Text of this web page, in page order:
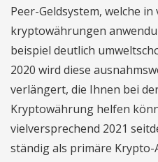
Peer-Geldsystem, welche
kryptowährungen
beispiel deutlich
2020 wird diese
verlängert, die Ihnen bei
Kryptowährung helfen
vielversprechend 2021
ständig als primäre